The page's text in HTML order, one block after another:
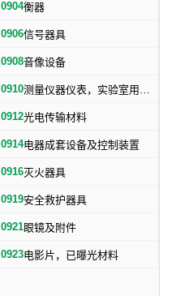
0904衡器
0906信号器具
0908音像设备
0910 测量仪器仪表，实验室用器具，电测量仪器，科学仪器
0912光电传输材料
0914电器成套设备及控制装置
0916灭火器具
0919安全救护器具
0921眼镜及附件
0923电影片，已曝光材料